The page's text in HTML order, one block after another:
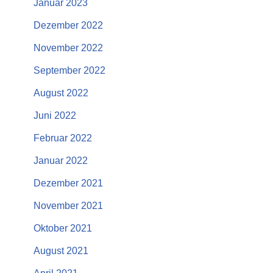
Januar 2023
Dezember 2022
November 2022
September 2022
August 2022
Juni 2022
Februar 2022
Januar 2022
Dezember 2021
November 2021
Oktober 2021
August 2021